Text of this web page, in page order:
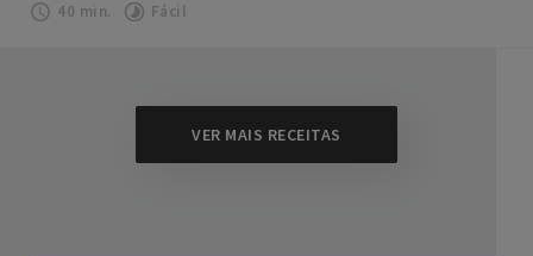
40 min. Fácil
VER MAIS RECEITAS